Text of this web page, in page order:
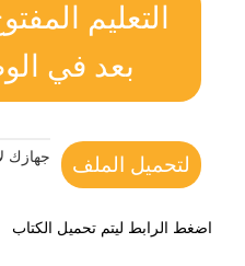
التعليم
بعد في
لتحميل الملف جهازك
اضغط الرابط ليتم تحميل الكتاب